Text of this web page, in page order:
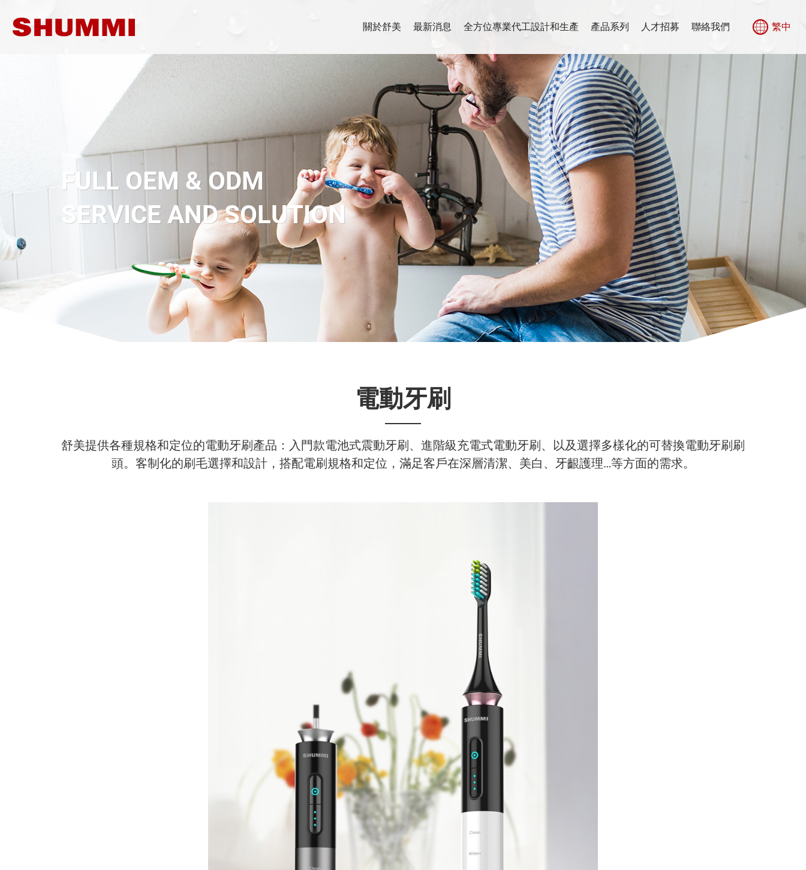
舒
限
公
司
繁中
關於舒美 最新消息 全方位專業代工設計和生產 產品系列 人才招募 聯絡我們
FULL OEM & ODM
SERVICE AND SOLUTION
電動牙刷
舒美提供各種規格和定位的電動牙刷產品：入門款電池式震動牙刷、進階級充電式電動牙刷、以及選擇多樣化的可替換電動牙刷刷
頭。客制化的刷毛選擇和設計，搭配電刷規格和定位，滿足客戶在深層清潔、美白、牙齦護理…等方面的需求。